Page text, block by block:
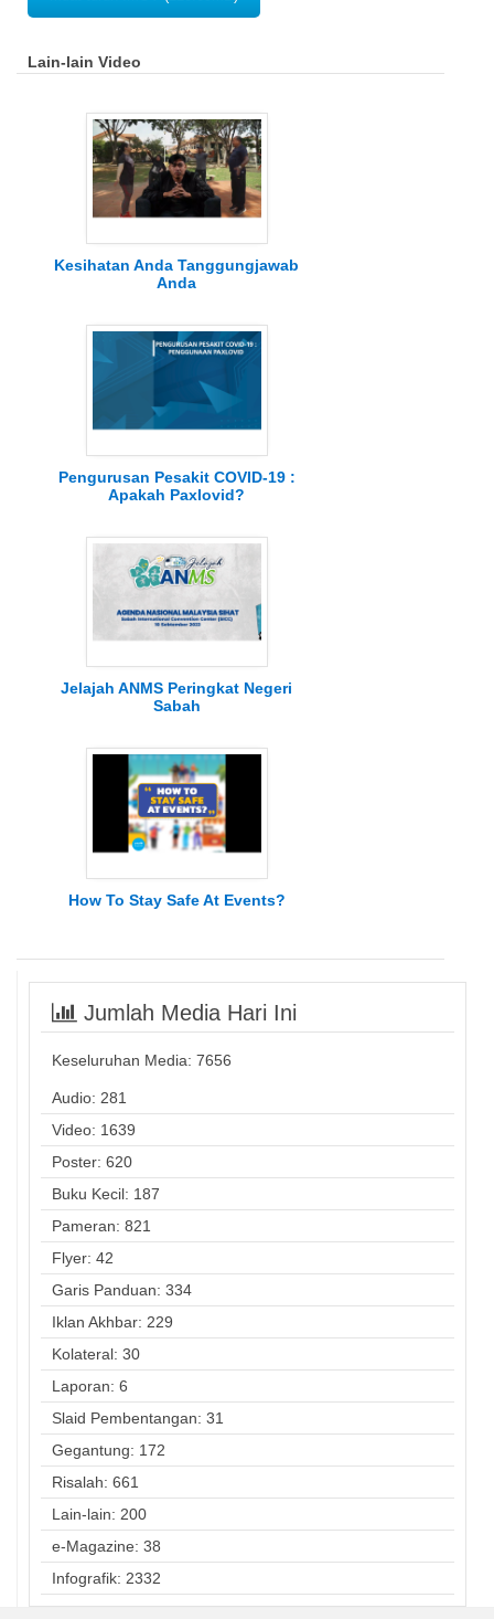
Lain-lain Video
Kesihatan Anda Tanggungjawab
Anda
Pengurusan Pesakit COVID-19 :
Apakah Paxlovid?
Jelajah ANMS Peringkat Negeri
Sabah
How To Stay Safe At Events?
Jumlah Media Hari Ini
Keseluruhan Media: 7656
Audio: 281
Video: 1639
Poster: 620
Buku Kecil: 187
Pameran: 821
Flyer: 42
Garis Panduan: 334
Iklan Akhbar: 229
Kolateral: 30
Laporan: 6
Slaid Pembentangan: 31
Gegantung: 172
Risalah: 661
Lain-lain: 200
e-Magazine: 38
Infografik: 2332